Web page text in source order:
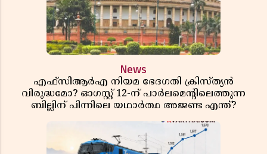
News
എഫ്സിആർഎ നിയമ ഭേദഗതി ക്രിസ്ത്യൻ
വിരുദ്ധമോ? ഓഗസ്റ്റ് 12-ന് പാർലമെന്റിലെത്തുന്ന
ബില്ലിന് പിന്നിലെ യഥാർത്ഥ അജണ്ട എന്ത്?